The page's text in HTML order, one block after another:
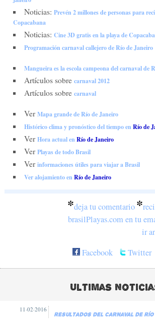
Noticias: Prevén 2 millones de personas para
Copacabana
Noticias: Cine 3D gratis en la playa de
Programación carnaval callejero de Río de Janeiro
Mangueira es la escola campeona del carnaval de
Artículos sobre carnaval 2012
Artículos sobre carnaval
Ver Mapa grande de Río de Janeiro
Histórico clima y pronóstico del tiempo en Río de
Ver Hora actual en Río de Janeiro
Ver Playas de todo Brasil
Ver informaciones útiles para viajar a Brasil
Ver alojamiento en Río de Janeiro
*deja tu comentario*
brasilPlayas.com en tu
ir
Facebook
Twitter
Ultimas
11·02·2016
Resultados del Carnaval de Río